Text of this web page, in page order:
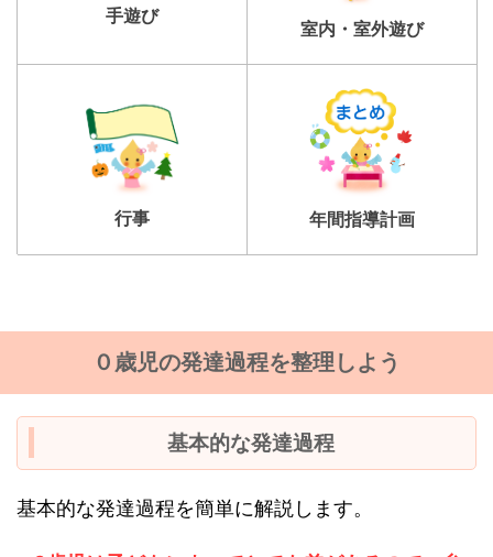
手遊び
室内・室外遊び
行事 年間指導計画
０歳児の発達過程を整理しよう
基本的な発達過程
基本的な発達過程を簡単に解説します。